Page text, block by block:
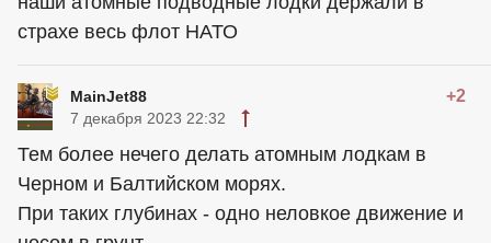
страхе весь флот НАТО
MainJet88 +2
7 декабря 2023 22:32
Тем более нечего делать атомным лодкам в
Черном и Балтийском морях.
При таких глубинах - одно неловкое движение и